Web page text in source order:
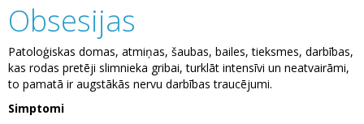
Obsesijas
Patoloģiskas domas, atmiņas, šaubas, bailes, tieksmes, darbības,
kas rodas pretēji slimnieka gribai, turklāt intensīvi un neatvairāmi,
to pamatā ir augstākās nervu darbības traucējumi.
Simptomi